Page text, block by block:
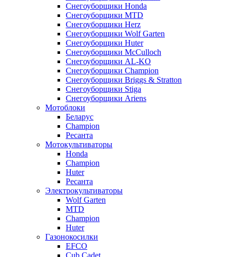
Снегоуборщики Honda
Снегоуборщики MTD
Снегоуборщики Herz
Снегоуборщики Wolf Garten
Снегоуборщики Huter
Снегоуборщики McCulloch
Снегоуборщики AL-KO
Снегоуборщики Champion
Снегоуборщики Briggs & Stratton
Снегоуборщики Stiga
Снегоуборщики Ariens
Мотоблоки
Беларус
Champion
Ресанта
Мотокультиваторы
Honda
Champion
Huter
Ресанта
Электрокультиваторы
Wolf Garten
MTD
Champion
Huter
Газонокосилки
EFCO
Cub Cadet